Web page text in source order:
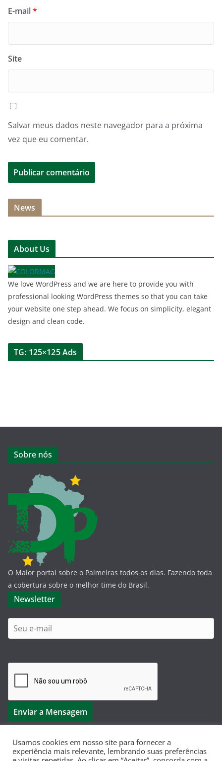
E-mail*
Site
Salvar meus dados neste navegador para a próxima
vez que eu comentar.
News
About Us
We love WordPress and we are here to provide you with
professional looking WordPress themes so that you can take
your website one step ahead. We focus on simplicity, elegant
design and clean code.
TG: 125×125 Ads
Sobre nós
O Maior portal sobre o Palmeiras todos os dias. Fazendo toda
a cobertura sobre o melhor time do Brasil.
Newsletter
Usamos cookies em nosso site para fornecer a
experiência mais relevante, lembrando suas preferências